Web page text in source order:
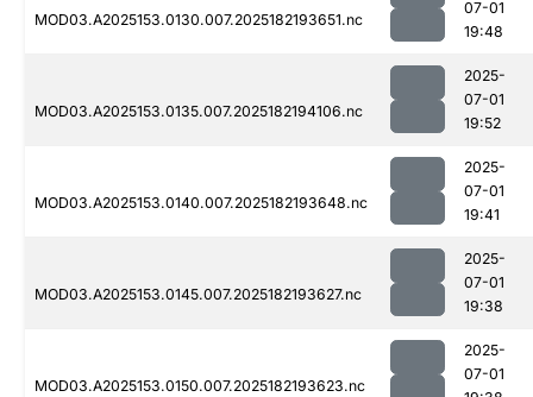
MOD03.A2025153.0130.007.2025182193651.nc
07-01
19:48
MOD03.A2025153.0135.007.2025182194106.nc
2025-
07-01
19:52
MOD03.A2025153.0140.007.2025182193648.nc
2025-
07-01
19:41
MOD03.A2025153.0145.007.2025182193627.nc
2025-
07-01
19:38
MOD03.A2025153.0150.007.2025182193623.nc
2025-
07-01